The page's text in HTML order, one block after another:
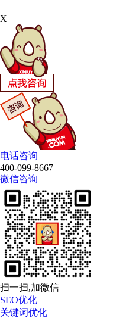
X
电话咨询
400-099-8667
微信咨询
扫一扫,加微信
SEO优化
关键词优化